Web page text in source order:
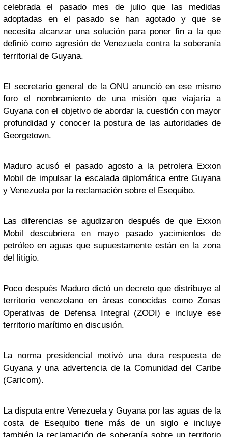
celebrada el pasado mes de julio que las medidas
adoptadas en el pasado se han agotado y que se
necesita alcanzar una solución para poner fin a la que
definió como agresión de Venezuela contra la soberanía
territorial de Guyana.
El secretario general de la ONU anunció en ese mismo
foro el nombramiento de una misión que viajaría a
Guyana con el objetivo de abordar la cuestión con mayor
profundidad y conocer la postura de las autoridades de
Georgetown.
Maduro acusó el pasado agosto a la petrolera Exxon
Mobil de impulsar la escalada diplomática entre Guyana
y Venezuela por la reclamación sobre el Esequibo.
Las diferencias se agudizaron después de que Exxon
Mobil descubriera en mayo pasado yacimientos de
petróleo en aguas que supuestamente están en la zona
del litigio.
Poco después Maduro dictó un decreto que distribuye al
territorio venezolano en áreas conocidas como Zonas
Operativas de Defensa Integral (ZODI) e incluye ese
territorio marítimo en discusión.
La norma presidencial motivó una dura respuesta de
Guyana y una advertencia de la Comunidad del Caribe
(Caricom).
La disputa entre Venezuela y Guyana por las aguas de la
costa de Esequibo tiene más de un siglo e incluye